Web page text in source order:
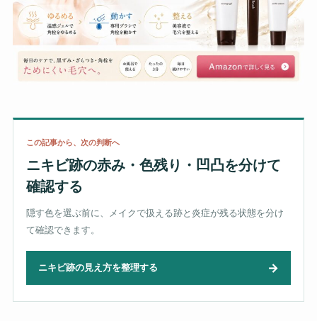
この記事から、次の判断へ
ニキビ跡の赤み・色残り・凹凸を分けて
確認する
隠す色を選ぶ前に、メイクで扱える跡と炎症が残る状態を分け
て確認できます。
ニキビ跡の見え方を整理する →